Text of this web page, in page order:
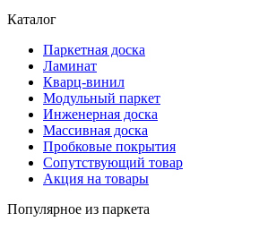
Каталог
Паркетная доска
Ламинат
Кварц-винил
Модульный паркет
Инженерная доска
Массивная доска
Пробковые покрытия
Сопутствующий товар
Акция на товары
Популярное из паркета